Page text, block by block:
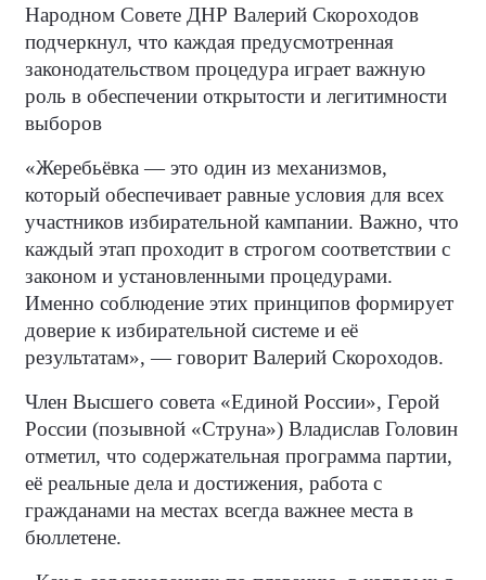
Народном Совете ДНР Валерий Скороходов
подчеркнул, что каждая предусмотренная
законодательством процедура играет важную
роль в обеспечении открытости и легитимности
выборов
«Жеребьёвка — это один из механизмов,
который обеспечивает равные условия для всех
участников избирательной кампании. Важно, что
каждый этап проходит в строгом соответствии с
законом и установленными процедурами.
Именно соблюдение этих принципов формирует
доверие к избирательной системе и её
результатам», — говорит Валерий Скороходов.
Член Высшего совета «Единой России», Герой
России (позывной «Струна») Владислав Головин
отметил, что содержательная программа партии,
её реальные дела и достижения, работа с
гражданами на местах всегда важнее места в
бюллетене.